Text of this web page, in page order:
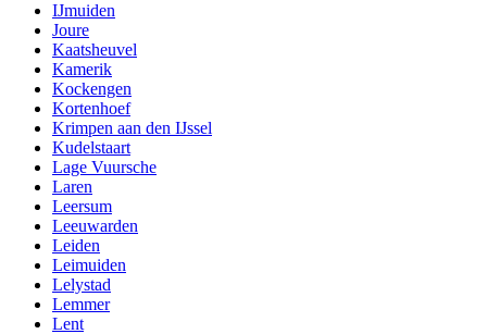
IJmuiden
Joure
Kaatsheuvel
Kamerik
Kockengen
Kortenhoef
Krimpen aan den IJssel
Kudelstaart
Lage Vuursche
Laren
Leersum
Leeuwarden
Leiden
Leimuiden
Lelystad
Lemmer
Lent